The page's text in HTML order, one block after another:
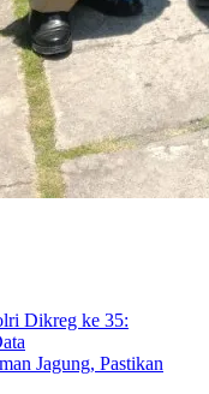
Dikreg ke 35:
Jagung, Pastikan